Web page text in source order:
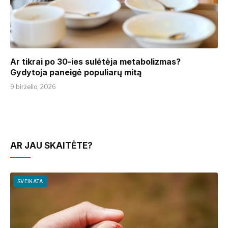
Ar tikrai po 30-ies sulėtėja metabolizmas?
Gydytoja paneigė populiarų mitą
9 birželio, 2026
AR JAU SKAITĖTE?
SVEIKATA